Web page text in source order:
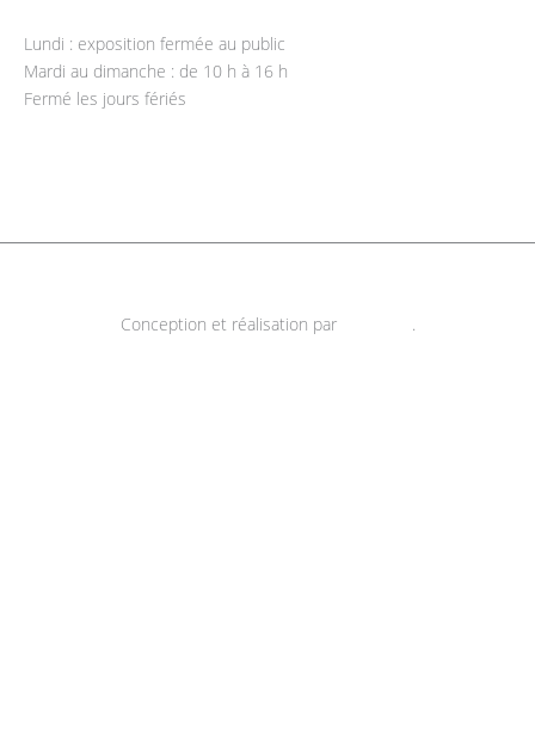
Lundi : exposition fermée au public
Mardi au dimanche : de 10 h à 16 h
Fermé les jours fériés
Conception et réalisation par
.